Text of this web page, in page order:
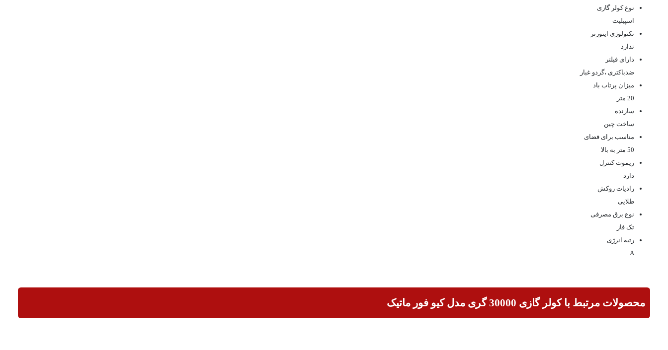
نوع کولر گازی
اسپیلیت
تکنولوژی اینورتر
ندارد
دارای فیلتر
ضدباکتری ،گردو غبار
میزان پرتاب باد
20 متر
سازنده
ساخت چین
مناسب برای فضای
50 متر به بالا
ریموت کنترل
دارد
رادیات روکش
طلایی
نوع برق مصرفی
تک فاز
رتبه انرژی
A
محصولات مرتبط با کولر گازی 30000 گری مدل کیو فور ماتیک